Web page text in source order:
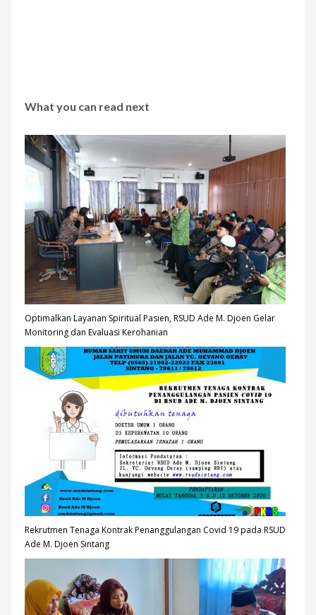
What you can read next
Optimalkan Layanan Spiritual Pasien, RSUD Ade M. Djoen Gelar
Monitoring dan Evaluasi Kerohanian
Rekrutmen Tenaga Kontrak Penanggulangan Covid 19 pada RSUD
Ade M. Djoen Sintang